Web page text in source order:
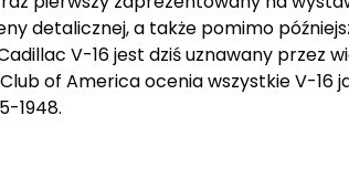
detalicznej, a także pomimo
V-16 jest dziś uznawany przez
of America ocenia wszystkie V-16
1948.